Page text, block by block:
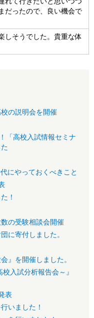
だったので、良い機会で
しそうでした。貴重な体
の説明会を開催
「高校入試情報セミナ
にやっておくべきこと
！
の受験相談会開催
に寄付しました。
』を開催しました。
入試分析報告会～』
表
いました！